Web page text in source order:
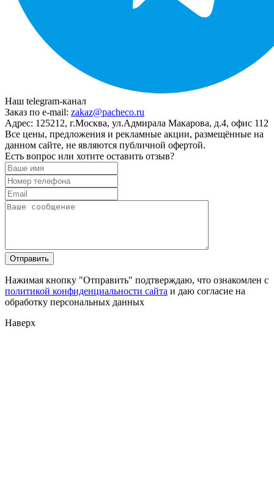
Наш telegram-канал
Заказ по e-mail: zakaz@pacheco.ru
Адрес: 125212, г.Москва, ул.Адмирала Макарова, д.4, офис 112
Все цены, предложения и рекламные акции, размещённые на
данном сайте, не являются публичной офертой.
Есть вопрос или хотите оставить отзыв?
Нажимая кнопку "Отправить" подтверждаю, что ознакомлен с
политикой конфиденциальности сайта и даю согласие на
обработку персональных данных
Наверх